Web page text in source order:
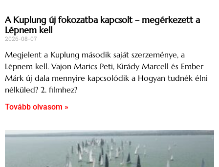
A Kuplung új fokozatba kapcsolt – megérkezett a
Lépnem kell
2026-08-07
Megjelent a Kuplung második saját szerzeménye, a
Lépnem kell. Vajon Marics Peti, Kirády Marcell és Ember
Márk új dala mennyire kapcsolódik a Hogyan tudnék élni
nélküled? 2. filmhez?
Tovább olvasom »